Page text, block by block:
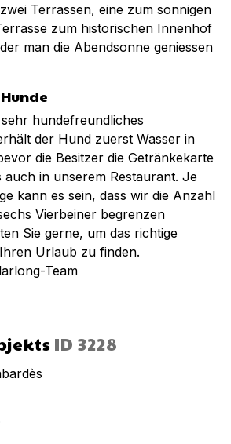
Terrassen, eine zum sonnigen
zum historischen Innenhof
man die Abendsonne geniessen
hundefreundliches
der Hund zuerst Wasser in
die Besitzer die Getränkekarte
auch in unserem Restaurant. Je
kann es sein, dass wir die Anzahl
Vierbeiner begrenzen
Sie gerne, um das richtige
Urlaub zu finden.
Team
ID3228